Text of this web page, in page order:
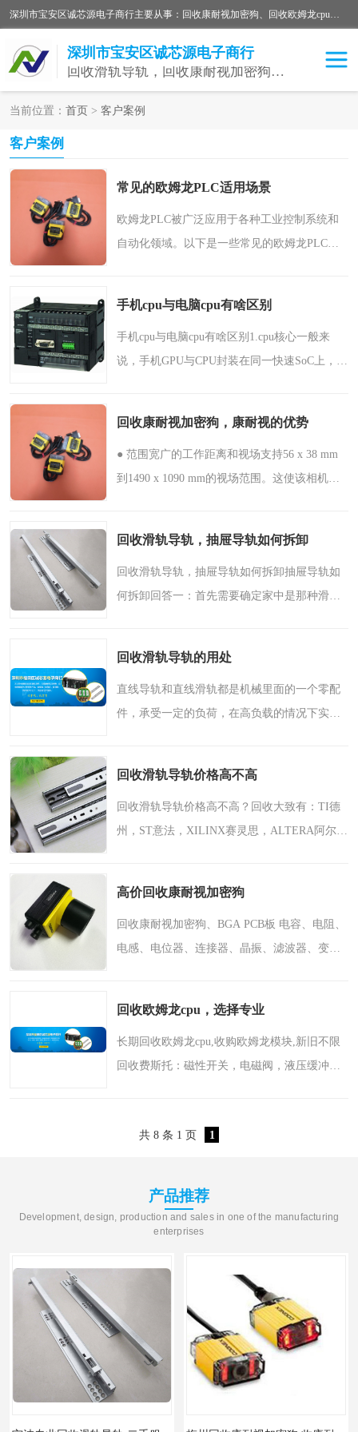
深圳市宝安区诚芯源电子商行主要从事：回收康耐视加密狗、回收欧姆龙cpu、回收欧姆龙模块等 一站式收购,能迅速便捷为客户消化库存、减少仓储、回笼资金，我们交易灵活方便，现金支付，价格优势合理，在业务方面赢得广大客户的一致好评 热情欢迎有库存需要处理的客户 请尽快联系我们
深圳市宝安区诚芯源电子商行
回收滑轨导轨，回收康耐视加密狗，回收欧姆龙PLC
当前位置： 首页 > 客户案例
客户案例
常见的欧姆龙PLC适用场景
欧姆龙PLC被广泛应用于各种工业控制系统和
自动化领域。以下是一些常见的欧姆龙PLC适
料加工、纺织业等。它们..
手机cpu与电脑cpu有啥区别
手机cpu与电脑cpu有啥区别1.cpu核心一般来
说，手机GPU与CPU封装在同一快速SoC上，这
理则交给集成在北桥中..
回收康耐视加密狗，康耐视的优势
● 范围宽广的工作距离和视场支持56 x 38 mm
到1490 x 1090 mm的视场范围。这使该相机能
用，帮助您实现工厂..
回收滑轨导轨，抽屉导轨如何拆卸
回收滑轨导轨，抽屉导轨如何拆卸抽屉导轨如
何拆卸回答一：首先需要确定家中是那种滑
到倒头的时候，一定要..
回收滑轨导轨的用处
直线导轨和直线滑轨都是机械里面的一个零配
件，承受一定的负荷，在高负载的情况下实现
轨又可称之为线轨，..
回收滑轨导轨价格高不高
回收滑轨导轨价格高不高？回收大致有：TI德
州，ST意法，XILINX赛灵思，ALTERA阿尔特
业经验的公司。回收项目..
高价回收康耐视加密狗
回收康耐视加密狗、BGA PCB板 电容、电阻、
电感、电位器、连接器、晶振、滤波器、变压
解码、收音模块、音频..
回收欧姆龙cpu，选择专业
长期回收欧姆龙cpu,收购欧姆龙模块,新旧不限
回收费斯托：磁性开关，电磁阀，液压缓冲
CCD相机，工业镜头..
共 8 条 1 页 1
产品推荐
Development, design, production and sales in one of the manufacturing
enterprises
回收欧姆龙模块
回收欧姆龙cpu